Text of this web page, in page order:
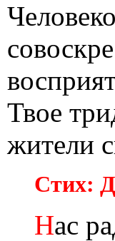
Твое
жители
Стих: Д
Нас